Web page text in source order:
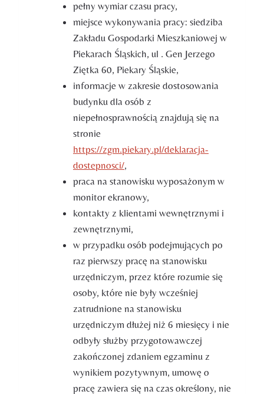
pełny wymiar czasu pracy,
miejsce wykonywania pracy: siedziba
Zakładu Gospodarki Mieszkaniowej w
Piekarach Śląskich, ul . Gen Jerzego
Ziętka 60, Piekary Śląskie,
informacje w zakresie dostosowania
budynku dla osób z
niepełnosprawnością znajdują się na
stronie
https://zgm.piekary.pl/deklaracja-
dostepnosci/,
praca na stanowisku wyposażonym w
monitor ekranowy,
kontakty z klientami wewnętrznymi i
zewnętrznymi,
w przypadku osób podejmujących po
raz pierwszy pracę na stanowisku
urzędniczym, przez które rozumie się
osoby, które nie były wcześniej
zatrudnione na stanowisku
urzędniczym dłużej niż 6 miesięcy i nie
odbyły służby przygotowawczej
zakończonej zdaniem egzaminu z
wynikiem pozytywnym, umowę o
pracę zawiera się na czas określony, nie